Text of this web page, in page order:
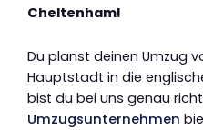
Cheltenham!
Du planst deinen Umzug
Hauptstadt in die
bist du bei uns genau
Umzugsunternehmen